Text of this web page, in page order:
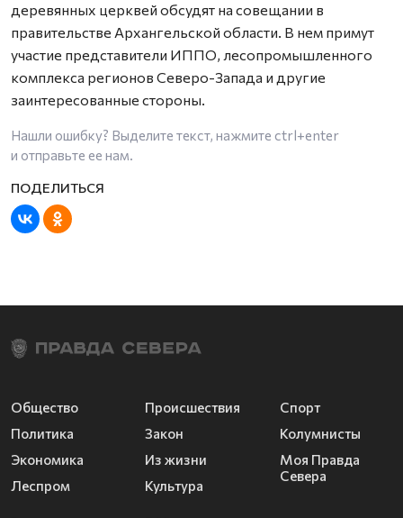
деревянных церквей обсудят на совещании в
правительстве Архангельской области. В нем примут
участие представители ИППО, лесопромышленного
комплекса регионов Северо-Запада и другие
заинтересованные стороны.
Нашли ошибку? Выделите текст, нажмите ctrl+enter
и отправьте ее нам.
Общество
Политика
Экономика
Леспром
Происшествия
Закон
Из жизни
Культура
Спорт
Колумнисты
Моя Правда
Севера